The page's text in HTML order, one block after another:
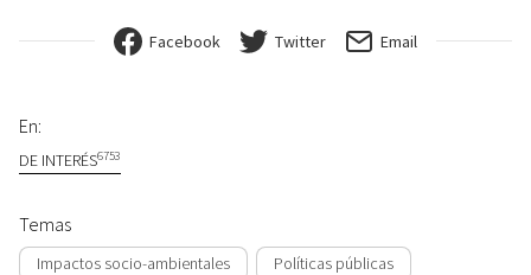
Facebook Twitter Email
En:
DE INTERÉS6753
Temas
Impactos socio-ambientales Políticas públicas